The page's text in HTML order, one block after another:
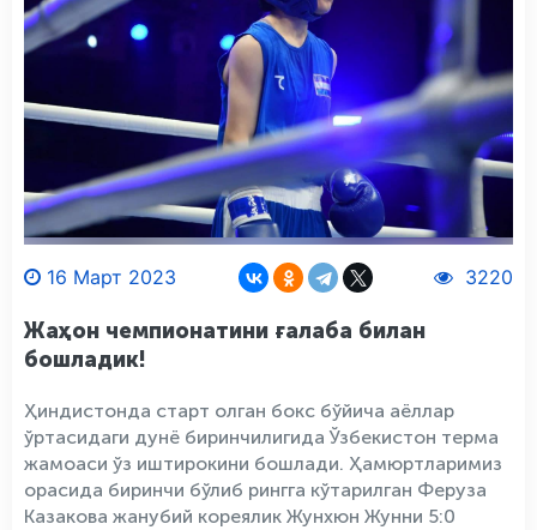
16 Март 2023 3220
Жаҳон чемпионатини ғалаба билан
бошладик!
Ҳиндистонда старт олган бокс бўйича аёллар
ўртасидаги дунё биринчилигида Ўзбекистон терма
жамоаси ўз иштирокини бошлади. Ҳамюртларимиз
орасида биринчи бўлиб рингга кўтарилган Феруза
Казакова жанубий кореялик Жунхюн Жунни 5:0